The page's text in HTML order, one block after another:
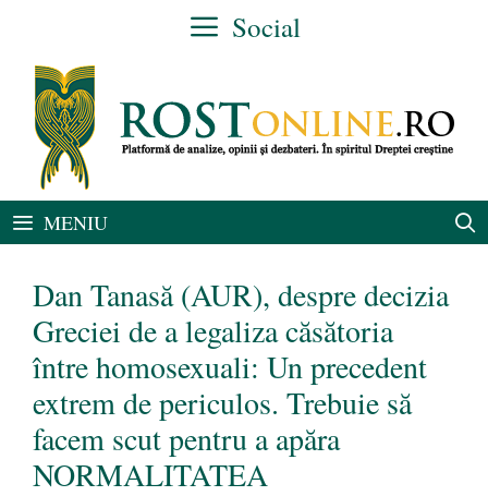
conținut
Social
MENIU
Dan Tanasă (AUR), despre decizia
Greciei de a legaliza căsătoria
între homosexuali: Un precedent
extrem de periculos. Trebuie să
facem scut pentru a apăra
NORMALITATEA